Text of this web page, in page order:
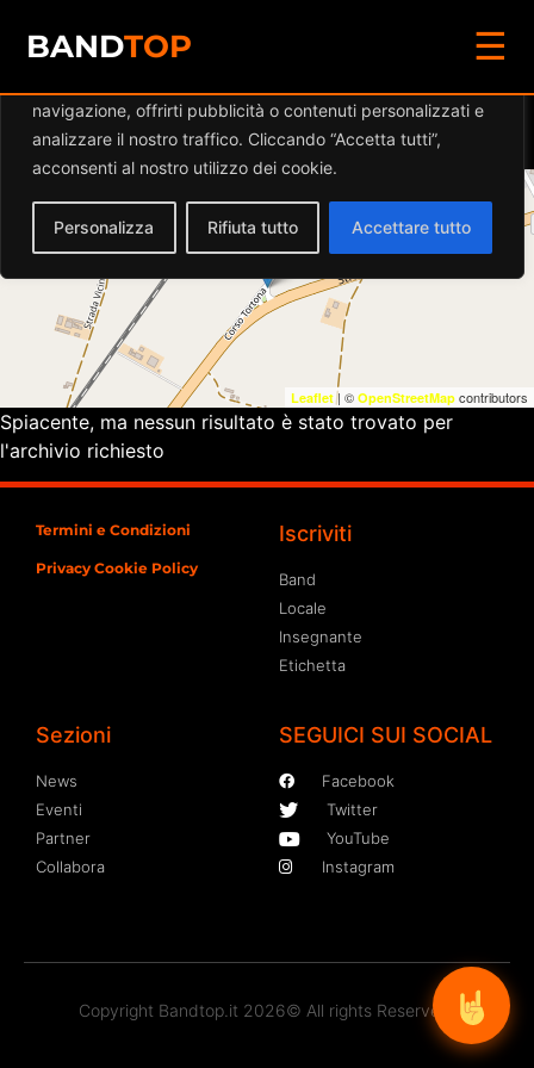
Diamo valore alla tua privacy
navigazione, offrirti pubblicità o contenuti personalizzati e
analizzare il nostro traffico. Cliccando “Accetta tutti”,
acconsenti al nostro utilizzo dei cookie.
Personalizza Rifiuta tutto Accettare tutto
BANDTOP
☰
Eventi aIL TIGLIO PUB
+
Leaflet| © OpenStreetMap contributors
Spiacente, ma nessun risultato è stato trovato per
l'archivio richiesto
Termini e Condizioni
Privacy Cookie Policy
Iscriviti
Band
Locale
Insegnante
Etichetta
Sezioni
News
Eventi
Partner
Collabora
SEGUICI SUI SOCIAL
Facebook
Twitter
YouTube
Instagram
Copyright Bandtop.it 2026© All rights Reserved.